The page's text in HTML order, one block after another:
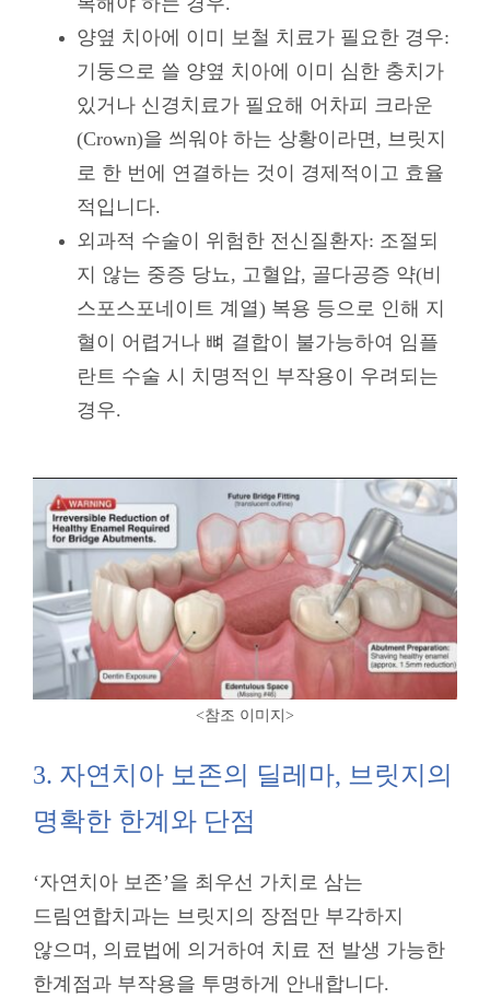
양옆 치아에 이미 보철 치료가 필요한 경우:
기둥으로 쓸 양옆 치아에 이미 심한 충치가
있거나 신경치료가 필요해 어차피 크라운
(Crown)을 씌워야 하는 상황이라면, 브릿지
로 한 번에 연결하는 것이 경제적이고 효율
적입니다.
외과적 수술이 위험한 전신질환자: 조절되
지 않는 중증 당뇨, 고혈압, 골다공증 약(비
스포스포네이트 계열) 복용 등으로 인해 지
혈이 어렵거나 뼈 결합이 불가능하여 임플
란트 수술 시 치명적인 부작용이 우려되는
경우.
<참조 이미지>
3. 자연치아 보존의 딜레마, 브릿지의
명확한 한계와 단점
‘자연치아 보존’을 최우선 가치로 삼는
드림연합치과는 브릿지의 장점만 부각하지
않으며, 의료법에 의거하여 치료 전 발생 가능한
한계점과 부작용을 투명하게 안내합니다.